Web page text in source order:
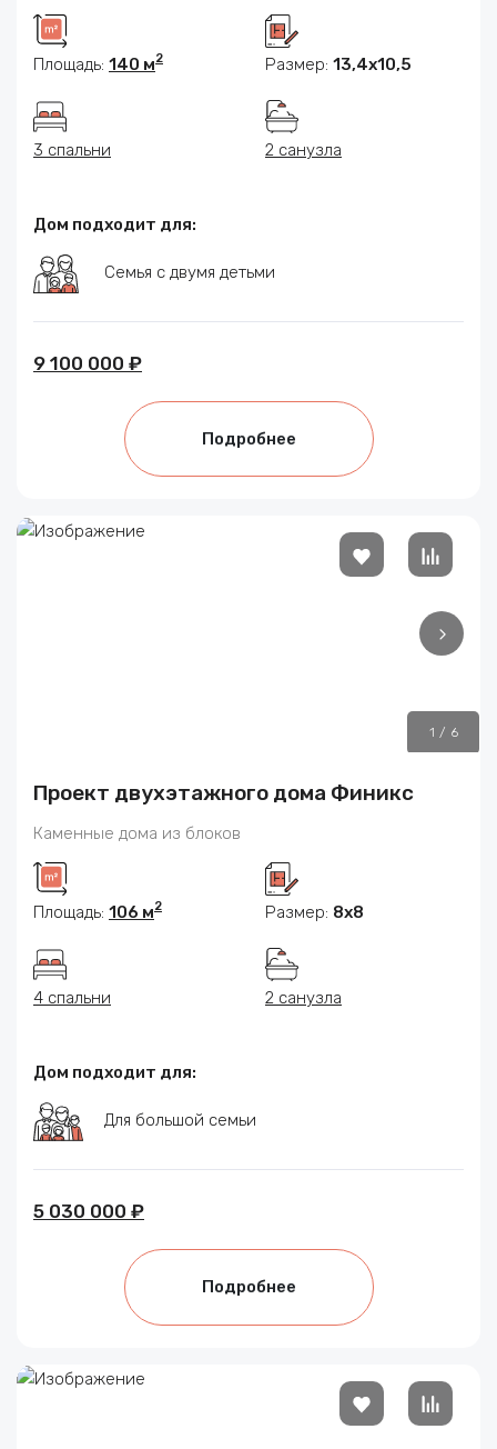
Площадь: 140 м2 Размер: 13,4х10,5
3 спальни 2 санузла
Дом подходит для:
Семья с двумя детьми
9 100 000 ₽
Подробнее
1 / 6
Проект двухэтажного дома Финикс
Каменные дома из блоков
Площадь: 106 м2 Размер: 8x8
4 спальни 2 санузла
Дом подходит для:
Для большой семьи
5 030 000 ₽
Подробнее